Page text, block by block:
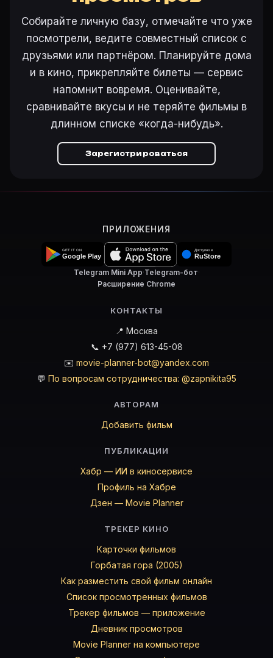
Собирайте личную базу, отмечайте что уже
посмотрели, ведите совместный список с
друзьями или партнёром. Планируйте дома
и в кино, прикрепляйте билеты — сервис
напомнит вовремя. Оценивайте,
сравнивайте вкусы и не теряйте фильмы в
длинном списке «когда-нибудь».
Зарегистрироваться
ПРИЛОЖЕНИЯ
Telegram Mini App·Telegram-бот·
Расширение Chrome
КОНТАКТЫ
📍 Москва
📞 +7 (977) 613-45-08
✉️ movie-planner-bot@yandex.com
💬 По вопросам сотрудничества: @zapnikita95
АВТОРАМ
Добавить фильм
ПУБЛИКАЦИИ
Хабр — ИИ в киносервисе
Профиль на Хабре
Дзен — Movie Planner
ТРЕКЕР КИНО
Карточки фильмов
Горбатая гора (2005)
Как разместить свой фильм онлайн
Список просмотренных фильмов
Трекер фильмов — приложение
Дневник просмотров
Movie Planner на компьютере